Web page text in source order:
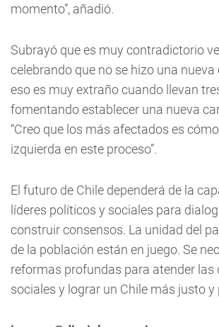
momento”, añadió.
Subrayó que es muy contradictorio
celebrando que no se hizo una
eso es muy extraño cuando llevan
fomentando establecer una nueva
“Creo que los más afectados es
izquierda en este proceso”.
El futuro de Chile dependerá de la
líderes políticos y sociales para
construir consensos. La unidad del
de la población están en juego. Se
reformas profundas para atender las
sociales y lograr un Chile más justo y